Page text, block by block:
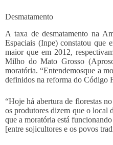
Desmatamento
A taxa de desmatamento na
Espaciais (Inpe) constatou que
maior que em 2012,
Milho do Mato Grosso
moratória. “Entendemosque a
definidos na reforma do Código
“Hoje há abertura de florestas
os produtores dizem que o local
que a moratória está
[entre sojicultores e os povos